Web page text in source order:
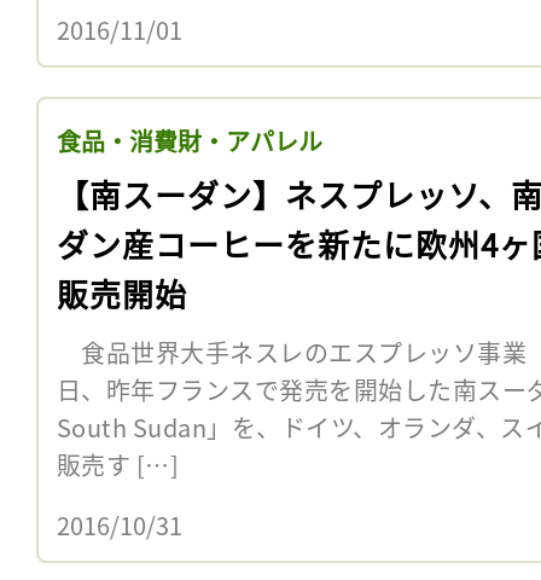
2016/11/01
食品・消費財・アパレル
【南スーダン】ネスプレッソ、
ダン産コーヒーを新たに欧州4ヶ
販売開始
食品世界大手ネスレのエスプレッソ事業
日、昨年フランスで発売を開始した南ス
South Sudan」を、ドイツ、オランダ、ス
販売す […]
2016/10/31